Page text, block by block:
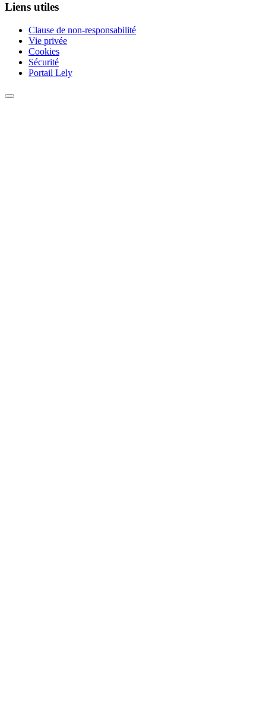
Liens utiles
Clause de non-responsabilité
Vie privée
Cookies
Sécurité
Portail Lely